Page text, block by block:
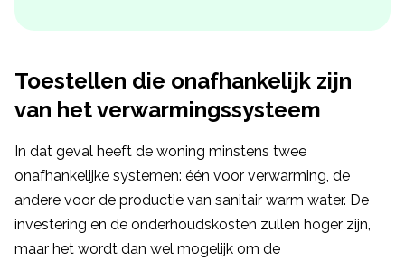
Toestellen die onafhankelijk zijn
van het verwarmingssysteem
In dat geval heeft de woning minstens twee
onafhankelijke systemen: één voor verwarming, de
andere voor de productie van sanitair warm water. De
investering en de onderhoudskosten zullen hoger zijn,
maar het wordt dan wel mogelijk om de